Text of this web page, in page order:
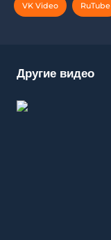
Другие видео
VK Video RuTube